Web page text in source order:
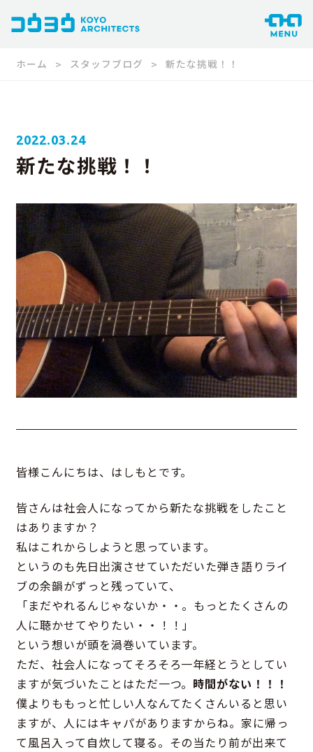
ホーム スタッフブログ 新たな挑戦！！
新たな挑戦！！
2022.03.24
皆様こんにちは、はしもとです。
皆さんは社会人になってから新たな挑戦をしたこと
はありますか？
私はこれからしようと思っています。
というのも先日出演させていただいた弾き語りライ
ブの余韻がずっと残っていて、
「まだやれるんじゃないか・・。もっとたくさんの
人に聴かせてやりたい・・！！」
という想いが頭を渦巻いています。
ただ、社会人になってそろそろ一年経とうとしてい
ますが気づいたことはただ一つ。 時間がない！！！
僕よりももっと忙しい人なんてたくさんいると思い
ますが、人にはキャパがありますからね。家に帰っ
て風呂入って自炊して寝る。その当たり前が出来て